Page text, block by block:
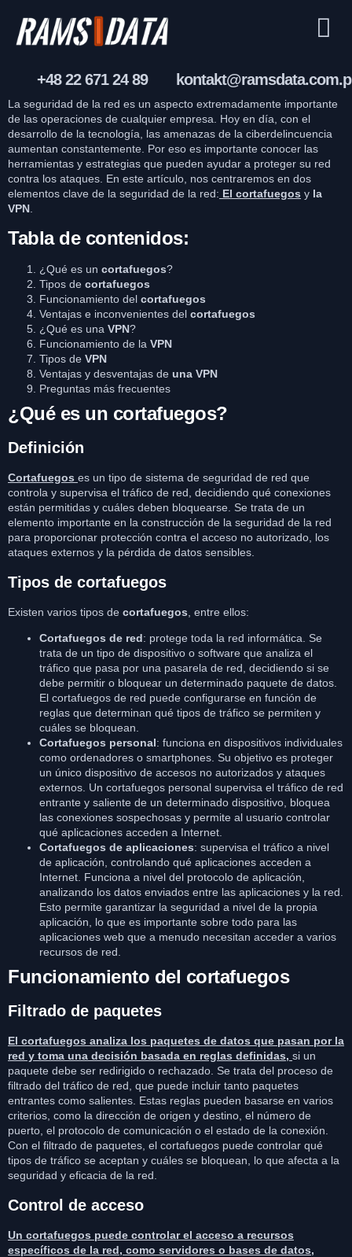
+48 22 671 24 89
La seguridad de la red es un aspecto extremadamente importante
de las operaciones de cualquier empresa. Hoy en día, con el
desarrollo de la tecnología, las amenazas de la ciberdelincuencia
aumentan constantemente. Por eso es importante conocer las
herramientas y estrategias que pueden ayudar a proteger su red
contra los ataques. En este artículo, nos centraremos en dos
elementos clave de la seguridad de la red: El cortafuegos y la
VPN
Tabla de contenidos:
¿Qué es un cortafuegos?
Tipos de cortafuegos
Funcionamiento del cortafuegos
Ventajas e inconvenientes del cortafuegos
¿Qué es una VPN?
Funcionamiento de la VPN
Tipos de VPN
Ventajas y desventajas de una VPN
Preguntas más frecuentes
¿Qué es un cortafuegos?
Definición
Cortafuegos es un tipo de sistema de seguridad de red que
controla y supervisa el tráfico de red, decidiendo qué conexiones
están permitidas y cuáles deben bloquearse. Se trata de un
elemento importante en la construcción de la seguridad de la red
para proporcionar protección contra el acceso no autorizado, los
ataques externos y la pérdida de datos sensibles.
Tipos de cortafuegos
Existen varios tipos de cortafuegos , entre ellos:
Cortafuegos de red: protege toda la red informática. Se
trata de un tipo de dispositivo o software que analiza el
tráfico que pasa por una pasarela de red, decidiendo si se
debe permitir o bloquear un determinado paquete de datos.
El cortafuegos de red puede configurarse en función de
reglas que determinan qué tipos de tráfico se permiten y
cuáles se bloquean.
Cortafuegos personal: funciona en dispositivos individuales
como ordenadores o smartphones. Su objetivo es proteger
un único dispositivo de accesos no autorizados y ataques
externos. Un cortafuegos personal supervisa el tráfico de red
entrante y saliente de un determinado dispositivo, bloquea
las conexiones sospechosas y permite al usuario controlar
qué aplicaciones acceden a Internet.
Cortafuegos de aplicaciones: supervisa el tráfico a nivel
de aplicación, controlando qué aplicaciones acceden a
Internet. Funciona a nivel del protocolo de aplicación,
analizando los datos enviados entre las aplicaciones y la red.
Esto permite garantizar la seguridad a nivel de la propia
aplicación, lo que es importante sobre todo para las
aplicaciones web que a menudo necesitan acceder a varios
recursos de red.
Funcionamiento del cortafuegos
Filtrado de paquetes
El cortafuegos analiza los paquetes de datos que pasan por la
red y toma una decisión basada en reglas definidas, si un
paquete debe ser redirigido o rechazado. Se trata del proceso de
filtrado del tráfico de red, que puede incluir tanto paquetes
entrantes como salientes. Estas reglas pueden basarse en varios
criterios, como la dirección de origen y destino, el número de
puerto, el protocolo de comunicación o el estado de la conexión.
Con el filtrado de paquetes, el cortafuegos puede controlar qué
tipos de tráfico se aceptan y cuáles se bloquean, lo que afecta a la
seguridad y eficacia de la red.
Control de acceso
Un cortafuegos puede controlar el acceso a recursos
específicos de la red, como servidores o bases de datos,